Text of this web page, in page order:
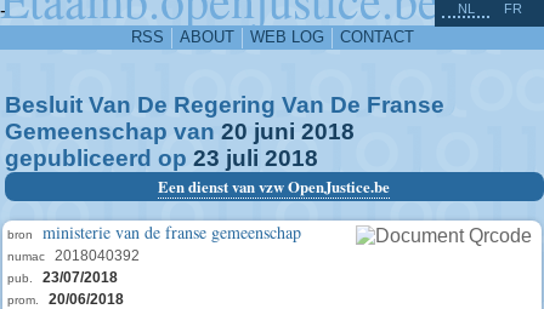
-
RSS ABOUT WEB LOG CONTACT
NL FR
Besluit Van De Regering Van De Franse
Gemeenschap van 20 juni 2018
gepubliceerd op 23 juli 2018
Een dienst van vzw OpenJustice.be
bron ministerie van de franse gemeenschap
numac 2018040392
pub. 23/07/2018
prom. 20/06/2018
^